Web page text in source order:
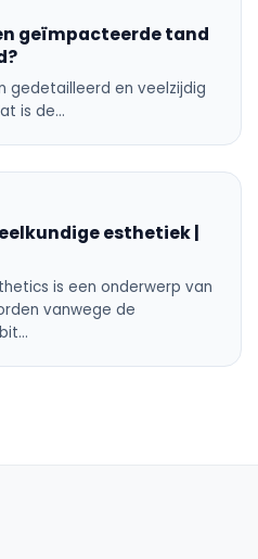
geïmpacteerde tand
gedetailleerd en veelzijdig
is de…
esthetiek |
is een onderwerp van
vanwege de